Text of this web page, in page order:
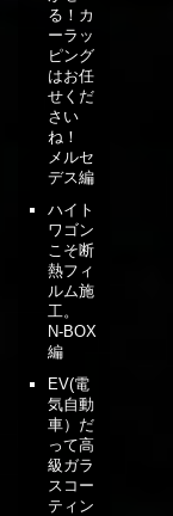
る！カ
ーラッ
ピング
はお任
せくだ
さい
ね！
メルセ
デス編
ハイト
ワゴン
こそ断
熱フィ
ルム施
工。
N-BOX
編
EV(電
気自動
車）だ
って高
級ガラ
スコー
ティン